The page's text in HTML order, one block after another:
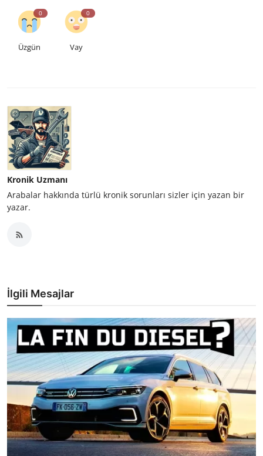
0
Üzgün
0
Vay
Kronik Uzmanı
Arabalar hakkında türlü kronik sorunları sizler için yazan bir
yazar.
İlgili Mesajlar